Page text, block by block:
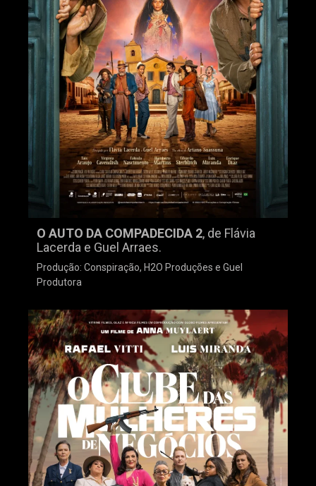
O AUTO DA COMPADECIDA 2, de Flávia
Lacerda e Guel Arraes.
Produção: Conspiração, H2O Produções e Guel
Produtora